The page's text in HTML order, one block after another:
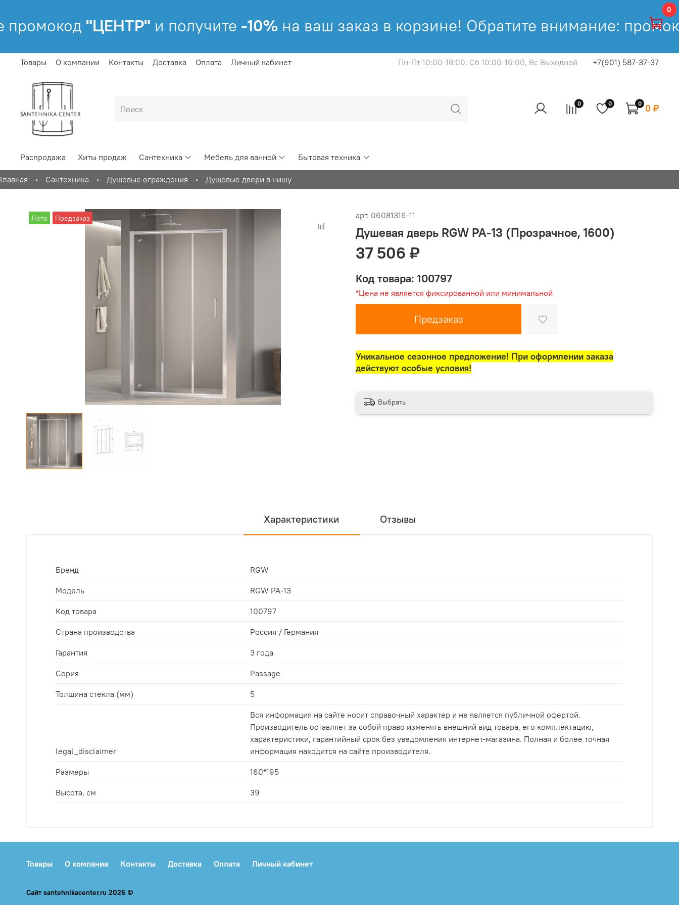
"ЦЕНТР"и получите-10%на ваш заказ в корзине! Обратите внимание:
Товары О компании Контакты Доставка Оплата Личный кабинет Пн-Пт 10:00-18:00, Cб 10:00-16:00, Вс Выходной +7(901) 587-37-37
0 0 0 0 ₽
Распродажа Хиты продаж Сантехника Мебель для ванной Бытовая техника
Главная Сантехника Душевые ограждения Душевые двери в нишу
Лето Предзаказ арт. 06081316-11
Душевая дверь RGW PA-13 (Прозрачное, 1600)
37 506 ₽
Код товара: 100797
*Цена не является фиксированной или минимальной
Предзаказ
Уникальное сезонное предложение! При оформлении заказа
действуют особые условия!
Выбрать
Характеристики Отзывы
Бренд RGW
Модель RGW PA-13
Код товара 100797
Страна производства Россия / Германия
Гарантия 3 года
Серия Passage
Толщина стекла (мм) 5
legal_disclaimer
Вся информация на сайте носит справочный характер и не является публичной офертой.
Производитель оставляет за собой право изменять внешний вид товара, его комплектацию,
характеристики, гарантийный срок без уведомления интернет-магазина. Полная и более точная
информация находится на сайте производителя.
Размеры 160*195
Высота, см 39
Товары О компании Контакты Доставка Оплата Личный кабинет
Сайт santehnikacenter.ru 2026 ©
0